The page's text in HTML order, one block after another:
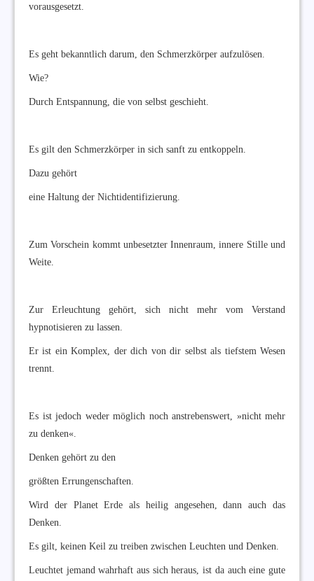
vorausgesetzt.
Es geht bekanntlich darum, den Schmerzkörper aufzulösen.
Wie?
Durch Entspannung, die von selbst geschieht.
Es gilt den Schmerzkörper in sich sanft zu entkoppeln.
Dazu gehört
eine Haltung der Nichtidentifizierung.
Zum Vorschein kommt unbesetzter Innenraum, innere Stille und
Weite.
Zur Erleuchtung gehört, sich nicht mehr vom Verstand
hypnotisieren zu lassen.
Er ist ein Komplex, der dich von dir selbst als tiefstem Wesen
trennt.
Es ist jedoch weder möglich noch anstrebenswert, »nicht mehr
zu denken«.
Denken gehört zu den
größten Errungenschaften.
Wird der Planet Erde als heilig angesehen, dann auch das
Denken.
Es gilt, keinen Keil zu treiben zwischen Leuchten und Denken.
Leuchtet jemand wahrhaft aus sich heraus, ist da auch eine gute